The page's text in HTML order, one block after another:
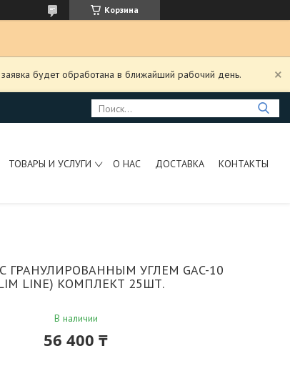
Корзина
будет обработана в ближайший рабочий день.
ТОВАРЫ И УСЛУГИ О НАС ДОСТАВКА КОНТАКТЫ
ГРАНУЛИРОВАННЫМ УГЛЕМ GAC-10
LINE) КОМПЛЕКТ 25ШТ.
В наличии
56 400 ₸